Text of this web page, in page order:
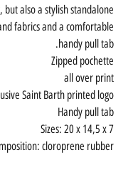
but also a stylish standalone
fabrics and a comfortable
handy pull tab.
Zipped pochette
all over print
Saint Barth printed logo
Handy pull tab
Sizes: 20 x 14,5 x 7
cloroprene rubber